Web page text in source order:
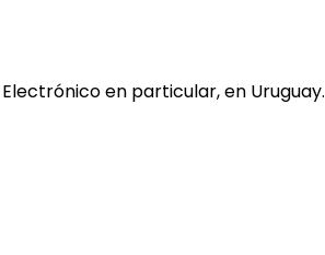
en particular, en Uruguay.